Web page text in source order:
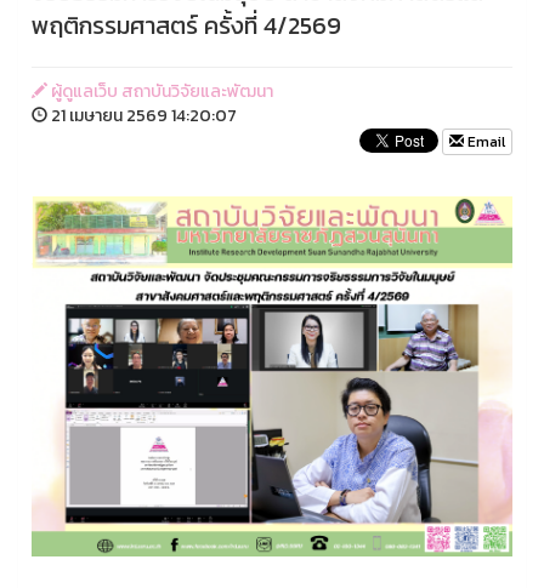
พฤติกรรมศาสตร์ ครั้งที่ 4/2569
ผู้ดูแลเว็บ สถาบันวิจัยและพัฒนา
21 เมษายน 2569 14:20:07
Email